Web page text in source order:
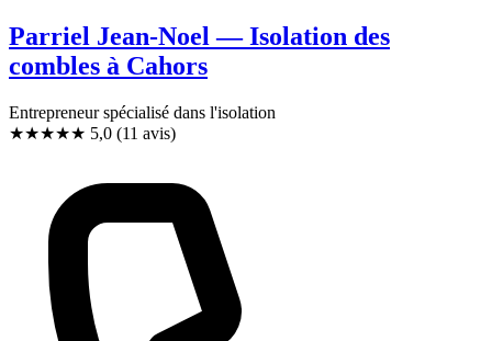
Parriel Jean-Noel — Isolation des
combles à Cahors
Entrepreneur spécialisé dans l'isolation
★★★★★ 5,0 (11 avis)